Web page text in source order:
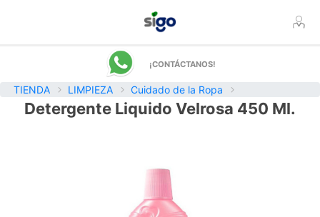
¡CONTÁCTANOS!
TIENDA LIMPIEZA Cuidado de la Ropa
Detergente Liquido Velrosa 450 Ml.